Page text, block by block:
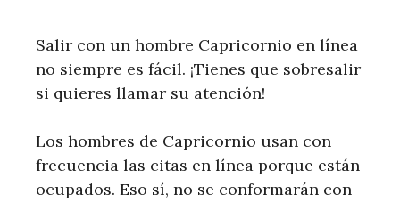
Salir con un hombre Capricornio en línea
no siempre es fácil. ¡Tienes que sobresalir
si quieres llamar su atención!
Los hombres de Capricornio usan con
frecuencia las citas en línea porque están
ocupados. Eso sí, no se conformarán con